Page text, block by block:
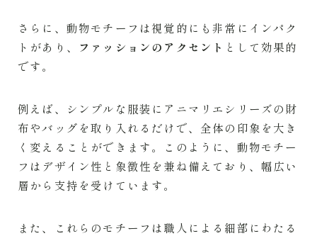
さらに、動物モチーフは視覚的にも非常にインパク
トがあり、
ファッションのアクセント として効果的
です。
例えば、シンプルな服装にアニマリエシリーズの財
布やバッグを取り入れるだけで、全体の印象を大き
く変えることができます。このように、動物モチー
フはデザイン性と象徴性を兼ね備えており、幅広い
層から支持を受けています。
また、これらのモチーフは職人による細部にわたる